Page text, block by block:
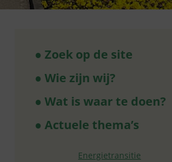
● Zoek op de site
● Wie zijn wij?
● Wat is waar te doen?
● Actuele thema’s
Energietransitie